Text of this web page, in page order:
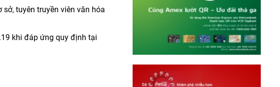
tuyên truyền viên văn hóa
khi đáp ứng quy định tại